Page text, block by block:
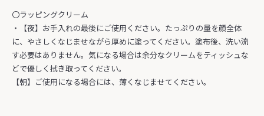
〇ラッピングクリーム
・【夜】お手入れの最後にご使用ください。たっぷりの量を顔全体
に、やさしくなじませながら厚めに塗ってください。塗布後、洗い流
す必要はありません。気になる場合は余分なクリームをティッシュな
どで優しく拭き取ってください。
【朝】ご使用になる場合には、薄くなじませてください。